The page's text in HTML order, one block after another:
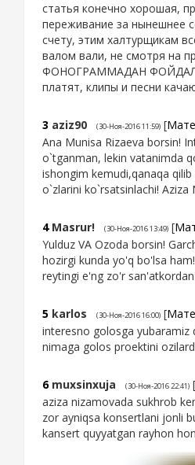
статья конечно хорошая,
переживание за нынешнее
счету, этим халтурщикам
валом вали, не смотря на
ФОНОГРАММАДАН
платят, клипы и песни
3 aziz90 (30-Ноя-2016 11:59) [
Ana Munisa Rizaeva borsin!
o`tganman, lekin vatanimda
ishongim kemudi,qanaqa
o`zlarini ko`rsatsinlachi! Aziza
4 Masrur! (30-Ноя-2016 13:49) [
Yulduz VA Ozoda borsin!
hozirgi kunda yo'q bo'lsa
reytingi e'ng zo'r
5 karlos (30-Ноя-2016 16:00) [
interesno golosga yubaramiz
nimaga golos proektini
6 muxsinxuja (30-Ноя-2016 22:41) [
aziza nizamovada sukhrob
zor ayniqsa konsertlani jonli
kansert quyyatgan rayhon